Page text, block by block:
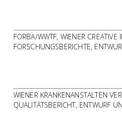
FORBA/WWTF, WIENER CREATIVE
FORSCHUNGSBERICHTE,
WIENER KRANKENANSTALTEN
QUALITÄTSBERICHT, ENTWURF